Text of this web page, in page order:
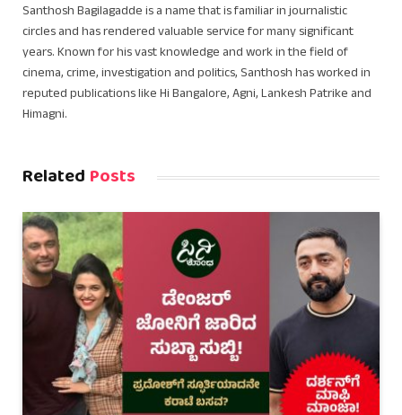
Santhosh Bagilagadde is a name that is familiar in journalistic
circles and has rendered valuable service for many significant
years. Known for his vast knowledge and work in the field of
cinema, crime, investigation and politics, Santhosh has worked in
reputed publications like Hi Bangalore, Agni, Lankesh Patrike and
Himagni.
Related Posts